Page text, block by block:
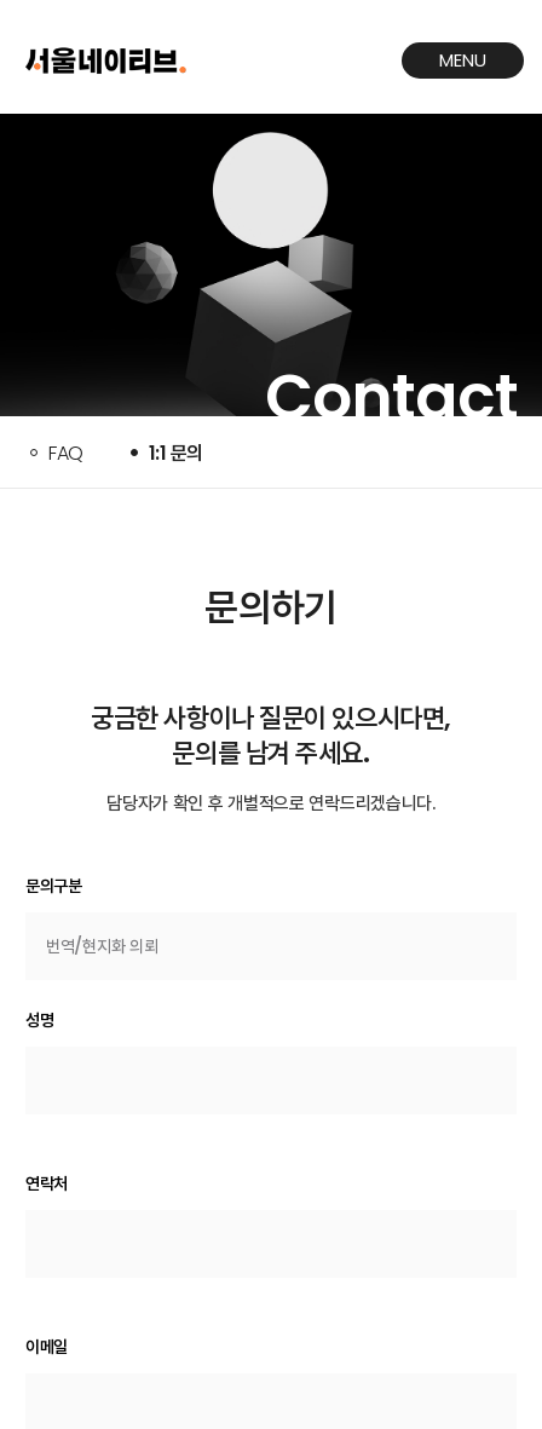
MENU
Contact
FAQ 1:1 문의
문의하기
궁금한 사항이나 질문이 있으시다면,
문의를 남겨 주세요.
담당자가 확인 후 개별적으로 연락드리겠습니다.
문의구분
성명
연락처
이메일